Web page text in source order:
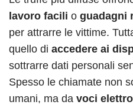
lavoro facili o guadagni
per attrarre le vittime.
quello di accedere ai
sottrarre dati personali
Spesso le chiamate non
umani, ma da voci